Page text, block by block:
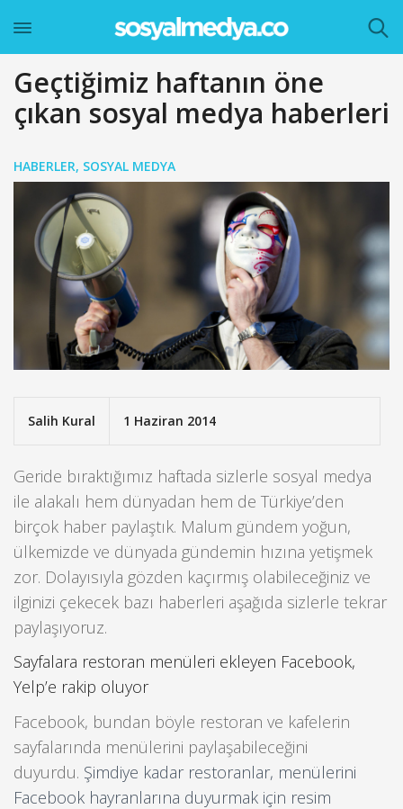
Geçtiğimiz haftanın öne
çıkan sosyal medya haberleri
HABERLER, SOSYAL MEDYA
Salih Kural 1 Haziran 2014
Geride bıraktığımız haftada sizlerle sosyal medya
ile alakalı hem dünyadan hem de Türkiye’den
birçok haber paylaştık. Malum gündem yoğun,
ülkemizde ve dünyada gündemin hızına yetişmek
zor. Dolayısıyla gözden kaçırmış olabileceğiniz ve
ilginizi çekecek bazı haberleri aşağıda sizlerle tekrar
paylaşıyoruz.
Sayfalara restoran menüleri ekleyen Facebook,
Yelp’e rakip oluyor
Facebook, bundan böyle restoran ve kafelerin
sayfalarında menülerini paylaşabileceğini
duyurdu. Şimdiye kadar restoranlar, menülerini
Facebook hayranlarına duyurmak için resim